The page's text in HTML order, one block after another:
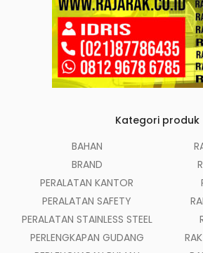
Kategori produk
BAHAN
BRAND
PERALATAN KANTOR
PERALATAN SAFETY
PERALATAN STAINLESS STEEL
PERLENGKAPAN GUDANG